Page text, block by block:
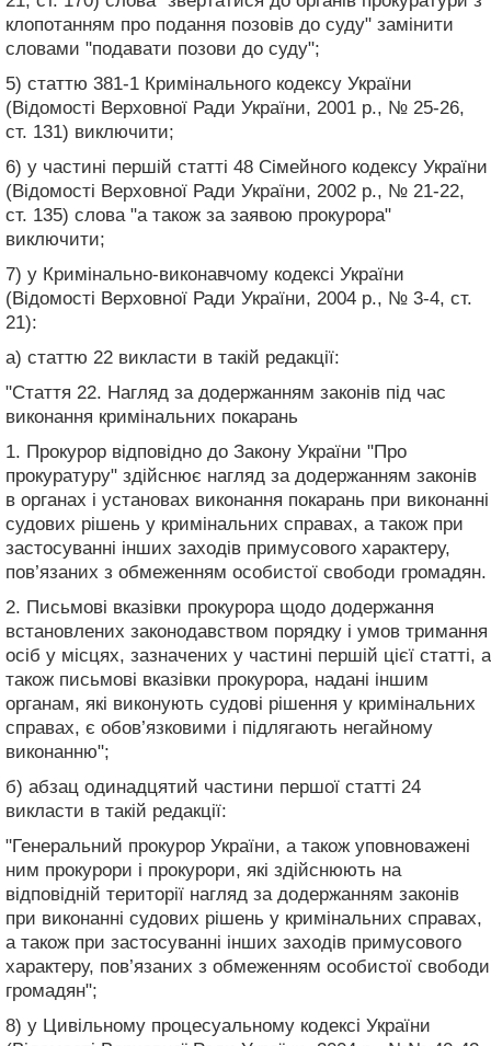
клопотанням про подання позовів до суду" замінити
словами "подавати позови до суду";
5) статтю 381-1 Кримінального кодексу України
(Відомості Верховної Ради України, 2001 р., № 25-26,
ст. 131) виключити;
6) у частині першій статті 48 Сімейного кодексу України
(Відомості Верховної Ради України, 2002 р., № 21-22,
ст. 135) слова "а також за заявою прокурора"
виключити;
7) у Кримінально-виконавчому кодексі України
(Відомості Верховної Ради України, 2004 р., № 3-4, ст.
21):
а) статтю 22 викласти в такій редакції:
"Стаття 22. Нагляд за додержанням законів під час
виконання кримінальних покарань
1. Прокурор відповідно до Закону України "Про
прокуратуру" здійснює нагляд за додержанням законів
в органах і установах виконання покарань при виконанні
судових рішень у кримінальних справах, а також при
застосуванні інших заходів примусового характеру,
пов’язаних з обмеженням особистої свободи громадян.
2. Письмові вказівки прокурора щодо додержання
встановлених законодавством порядку і умов тримання
осіб у місцях, зазначених у частині першій цієї статті, а
також письмові вказівки прокурора, надані іншим
органам, які виконують судові рішення у кримінальних
справах, є обов’язковими і підлягають негайному
виконанню";
б) абзац одинадцятий частини першої статті 24
викласти в такій редакції:
"Генеральний прокурор України, а також уповноважені
ним прокурори і прокурори, які здійснюють на
відповідній території нагляд за додержанням законів
при виконанні судових рішень у кримінальних справах,
а також при застосуванні інших заходів примусового
характеру, пов’язаних з обмеженням особистої свободи
громадян";
8) у Цивільному процесуальному кодексі України